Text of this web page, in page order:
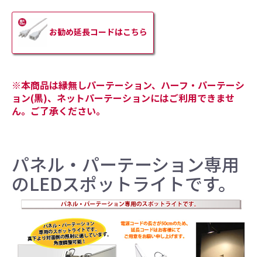
お勧め延長コードはこちら
※本商品は縁無しパーテーション、ハーフ・パーテーシ
ョン(黒)、ネットパーテーションにはご利用できませ
ん。ご了承ください。
パネル・パーテーション専用
のLEDスポットライトです。